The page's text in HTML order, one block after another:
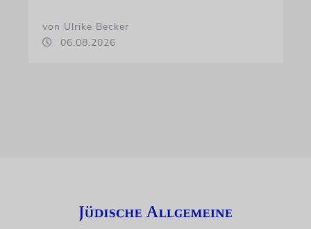
von Ulrike Becker
06.08.2026